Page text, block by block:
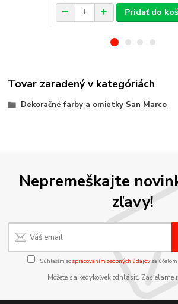
Pridať do
Tovar zaradený v kategóriách
Dekoračné farby a omietky San Marco
Nepremeškajte
zľavy!
Súhlasím sospracovaním osobných údajov za
Môžete sa kedykoľvek odhlásiť. Zasielame